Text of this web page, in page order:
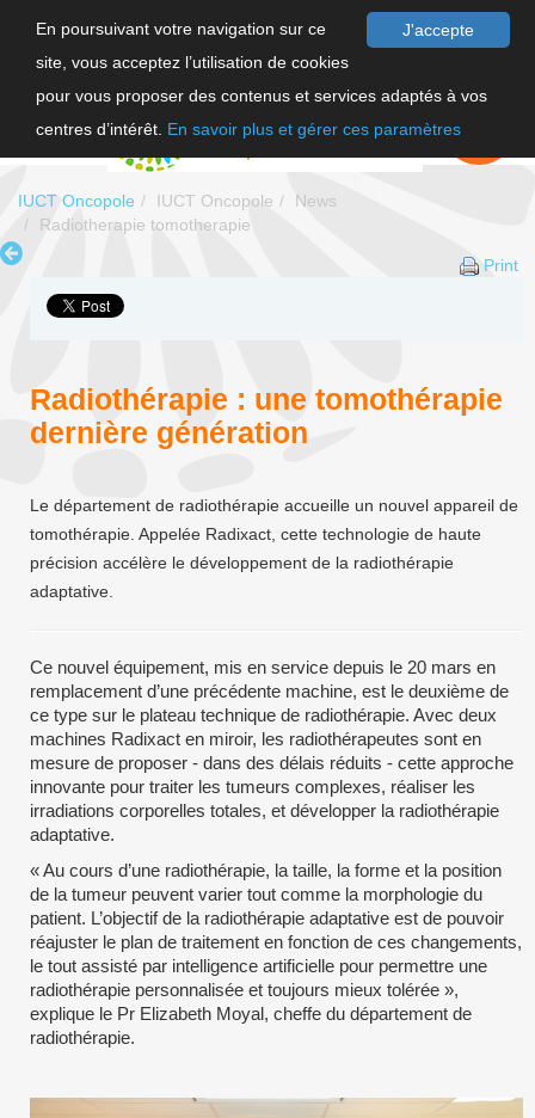
J'accepte
En poursuivant votre navigation sur ce
site, vous acceptez l’utilisation de cookies
pour vous proposer des contenus et services adaptés à vos
centres d’intérêt. En savoir plus et gérer ces paramètres
FAIRE UN
DON
IUCT Oncopole IUCT Oncopole
News
Radiotherapie tomotherapie
Print
Radiothérapie : une tomothérapie
dernière génération
Le département de radiothérapie accueille un nouvel appareil de
tomothérapie. Appelée Radixact, cette technologie de haute
précision accélère le développement de la radiothérapie
adaptative.
Ce nouvel équipement, mis en service depuis le 20 mars en
remplacement d’une précédente machine, est le deuxième de
ce type sur le plateau technique de radiothérapie. Avec deux
machines Radixact en miroir, les radiothérapeutes sont en
mesure de proposer - dans des délais réduits - cette approche
innovante pour traiter les tumeurs complexes, réaliser les
irradiations corporelles totales, et développer la radiothérapie
adaptative.
« Au cours d’une radiothérapie, la taille, la forme et la position
de la tumeur peuvent varier tout comme la morphologie du
patient. L’objectif de la radiothérapie adaptative est de pouvoir
réajuster le plan de traitement en fonction de ces changements,
le tout assisté par intelligence artificielle pour permettre une
radiothérapie personnalisée et toujours mieux tolérée »,
explique le Pr Elizabeth Moyal, cheffe du département de
radiothérapie.